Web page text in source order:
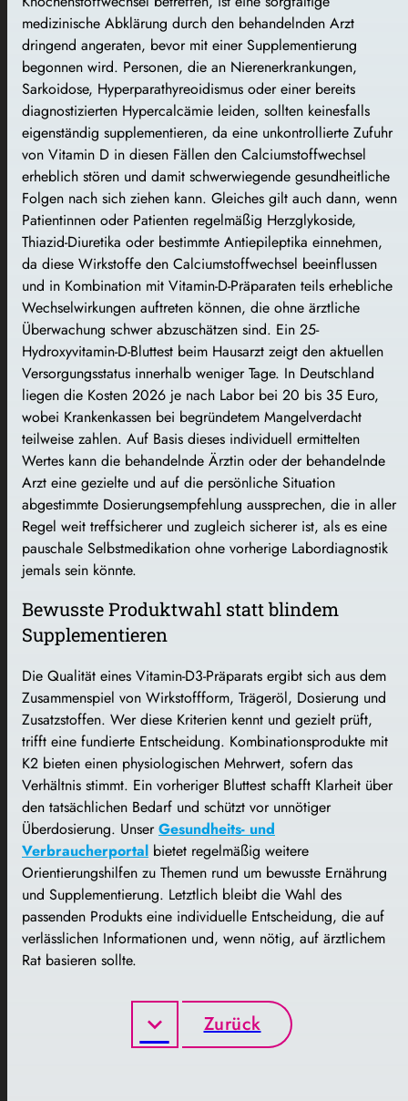
medizinische Abklärung durch den behandelnden Arzt
dringend angeraten, bevor mit einer Supplementierung
begonnen wird. Personen, die an Nierenerkrankungen,
Sarkoidose, Hyperparathyreoidismus oder einer bereits
diagnostizierten Hypercalcämie leiden, sollten keinesfalls
eigenständig supplementieren, da eine unkontrollierte Zufuhr
von Vitamin D in diesen Fällen den Calciumstoffwechsel
erheblich stören und damit schwerwiegende gesundheitliche
Folgen nach sich ziehen kann. Gleiches gilt auch dann, wenn
Patientinnen oder Patienten regelmäßig Herzglykoside,
Thiazid-Diuretika oder bestimmte Antiepileptika einnehmen,
da diese Wirkstoffe den Calciumstoffwechsel beeinflussen
und in Kombination mit Vitamin-D-Präparaten teils erhebliche
Wechselwirkungen auftreten können, die ohne ärztliche
Überwachung schwer abzuschätzen sind. Ein 25-
Hydroxyvitamin-D-Bluttest beim Hausarzt zeigt den aktuellen
Versorgungsstatus innerhalb weniger Tage. In Deutschland
liegen die Kosten 2026 je nach Labor bei 20 bis 35 Euro,
wobei Krankenkassen bei begründetem Mangelverdacht
teilweise zahlen. Auf Basis dieses individuell ermittelten
Wertes kann die behandelnde Ärztin oder der behandelnde
Arzt eine gezielte und auf die persönliche Situation
abgestimmte Dosierungsempfehlung aussprechen, die in aller
Regel weit treffsicherer und zugleich sicherer ist, als es eine
pauschale Selbstmedikation ohne vorherige Labordiagnostik
jemals sein könnte.
Bewusste Produktwahl statt blindem
Supplementieren
Die Qualität eines Vitamin-D3-Präparats ergibt sich aus dem
Zusammenspiel von Wirkstoffform, Trägeröl, Dosierung und
Zusatzstoffen. Wer diese Kriterien kennt und gezielt prüft,
trifft eine fundierte Entscheidung. Kombinationsprodukte mit
K2 bieten einen physiologischen Mehrwert, sofern das
Verhältnis stimmt. Ein vorheriger Bluttest schafft Klarheit über
den tatsächlichen Bedarf und schützt vor unnötiger
Überdosierung. UnserGesundheits- und
Verbraucherportal bietet regelmäßig weitere
Orientierungshilfen zu Themen rund um bewusste Ernährung
und Supplementierung. Letztlich bleibt die Wahl des
passenden Produkts eine individuelle Entscheidung, die auf
verlässlichen Informationen und, wenn nötig, auf ärztlichem
Rat basieren sollte.
Zurück